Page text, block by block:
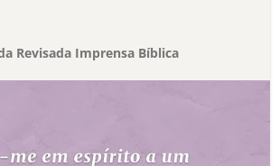
Revisada Imprensa Bíblica